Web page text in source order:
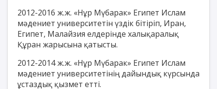
2012-2016 ж.ж. «Нұр Мүбарак» Египет Ислам
мәдениет университетін үздік бітіріп, Иран,
Египет, Малайзия елдерінде халықаралық
Құран жарысына қатысты.
2012-2014 ж.ж. «Нұр Мүбарак» Египет Ислам
мәдениет университетінің дайындық күрсында
ұстаздық қызмет етті.